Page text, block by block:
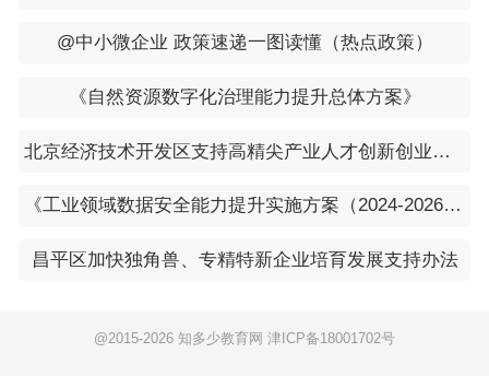
@中小微企业 政策速递一图读懂（热点政策）
《自然资源数字化治理能力提升总体方案》
北京经济技术开发区支持高精尖产业人才创新创业实施办法（2.0版）
《工业领域数据安全能力提升实施方案（2024-2026年）》
昌平区加快独角兽、专精特新企业培育发展支持办法
@2015-2026 知多少教育网 津ICP备18001702号